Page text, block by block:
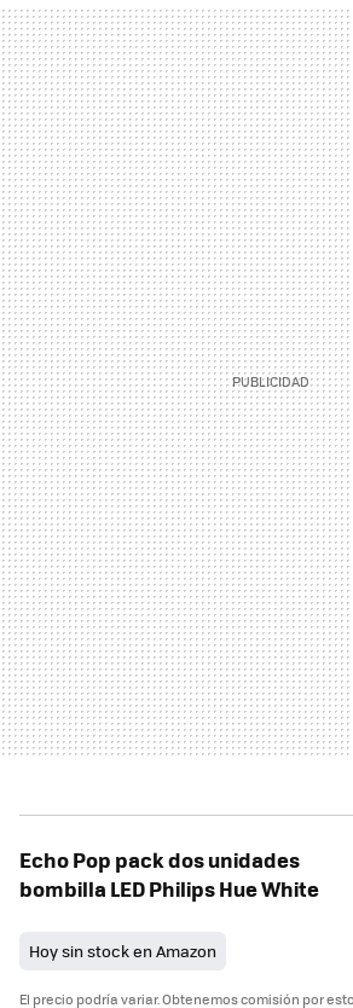
Echo Pop pack dos unidades
bombilla LED Philips Hue White
Hoy sin stock en Amazon
El precio podría variar. Obtenemos comisión por